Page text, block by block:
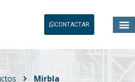
CONTACTAR
Mirbla